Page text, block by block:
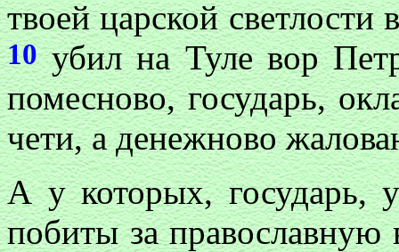
твоей царской светлости
10убил на Туле вор
помесново, государь,
чети, а денежново
А у которых, государь,
побиты за православную